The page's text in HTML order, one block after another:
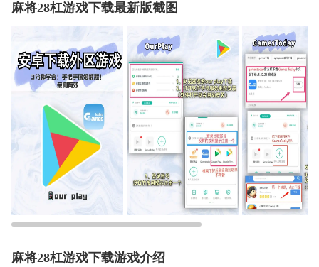
麻将28杠游戏下载最新版截图
麻将28杠游戏下载游戏介绍